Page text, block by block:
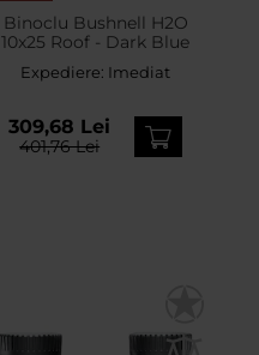
Binoclu Bushnell H2O
10x25 Roof - Dark Blue
Expediere: Imediat
309,68 Lei
401,76 Lei